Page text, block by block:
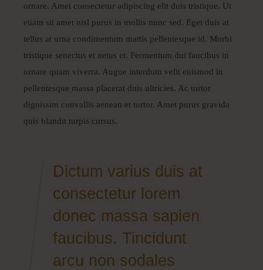
ornare. Amet consectetur adipiscing elit duis tristique. Ut
etiam sit amet nisl purus in mollis nunc sed. Eget duis at
tellus at urna condimentum mattis pellentesque id. Morbi
tristique senectus et netus et. Fermentum dui faucibus in
ornare quam viverra. Augue interdum velit euismod in
pellentesque massa placerat duis ultricies. Ac tortor
dignissim convallis aenean et tortor. Amet purus gravida
quis blandit turpis cursus.
Dictum varius duis at
consectetur lorem
donec massa sapien
faucibus. Tincidunt
arcu non sodales